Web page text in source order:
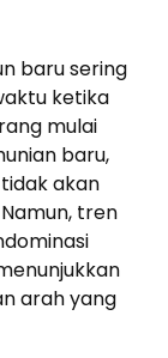
baru sering
ketika
mulai
baru,
akan
tren
arah yang